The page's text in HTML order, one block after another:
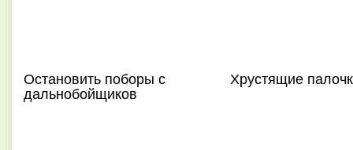
Остановить поборы с
дальнобойщиков
Хрустящие